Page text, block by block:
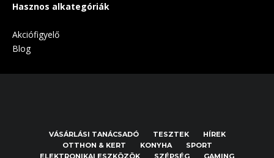
Hasznos alkategóriák
Akciófigyelő
Blog
VÁSÁRLÁSI TANÁCSADÓ TESZTEK
HÍREK
OTTHON & KERT
KONYHA
SPORT